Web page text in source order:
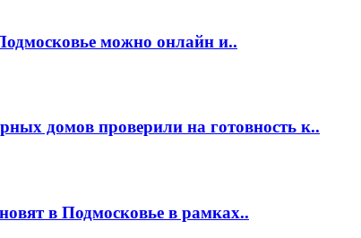
можно онлайн и..
домов проверили на готовность к..
в Подмосковье в рамках..